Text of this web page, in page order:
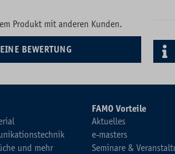
von 5 Sternen
Produkt mit anderen Kunden.
BEWERTUNG
und mehr
FAMO Vorteile
Aktuelles
e-masters
Seminare &